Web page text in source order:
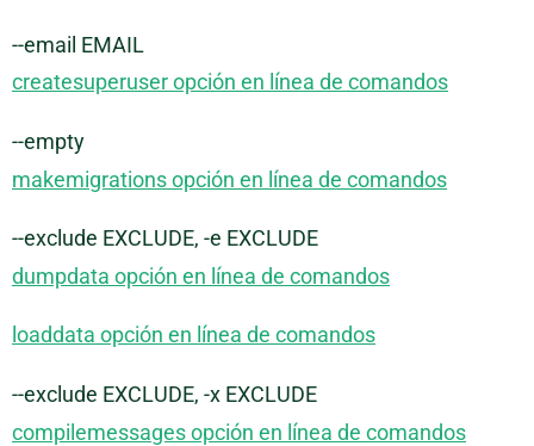
--email EMAIL
createsuperuser opción en línea de comandos
--empty
makemigrations opción en línea de comandos
--exclude EXCLUDE, -e EXCLUDE
dumpdata opción en línea de comandos
loaddata opción en línea de comandos
--exclude EXCLUDE, -x EXCLUDE
compilemessages opción en línea de comandos